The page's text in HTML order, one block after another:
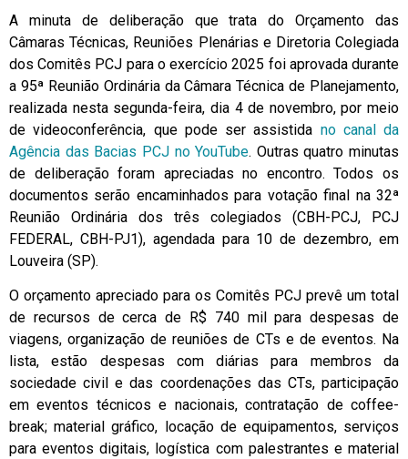
A minuta de deliberação que trata do Orçamento das
Câmaras Técnicas, Reuniões Plenárias e Diretoria Colegiada
dos Comitês PCJ para o exercício 2025 foi aprovada durante
a 95ª Reunião Ordinária da Câmara Técnica de Planejamento,
realizada nesta segunda-feira, dia 4 de novembro, por meio
de videoconferência, que pode ser assistida no canal da
Agência das Bacias PCJ no YouTube. Outras quatro minutas
de deliberação foram apreciadas no encontro. Todos os
documentos serão encaminhados para votação final na 32ª
Reunião Ordinária dos três colegiados (CBH-PCJ, PCJ
FEDERAL, CBH-PJ1), agendada para 10 de dezembro, em
Louveira (SP).
O orçamento apreciado para os Comitês PCJ prevê um total
de recursos de cerca de R$ 740 mil para despesas de
viagens, organização de reuniões de CTs e de eventos. Na
lista, estão despesas com diárias para membros da
sociedade civil e das coordenações das CTs, participação
em eventos técnicos e nacionais, contratação de coffee-
break; material gráfico, locação de equipamentos, serviços
para eventos digitais, logística com palestrantes e material